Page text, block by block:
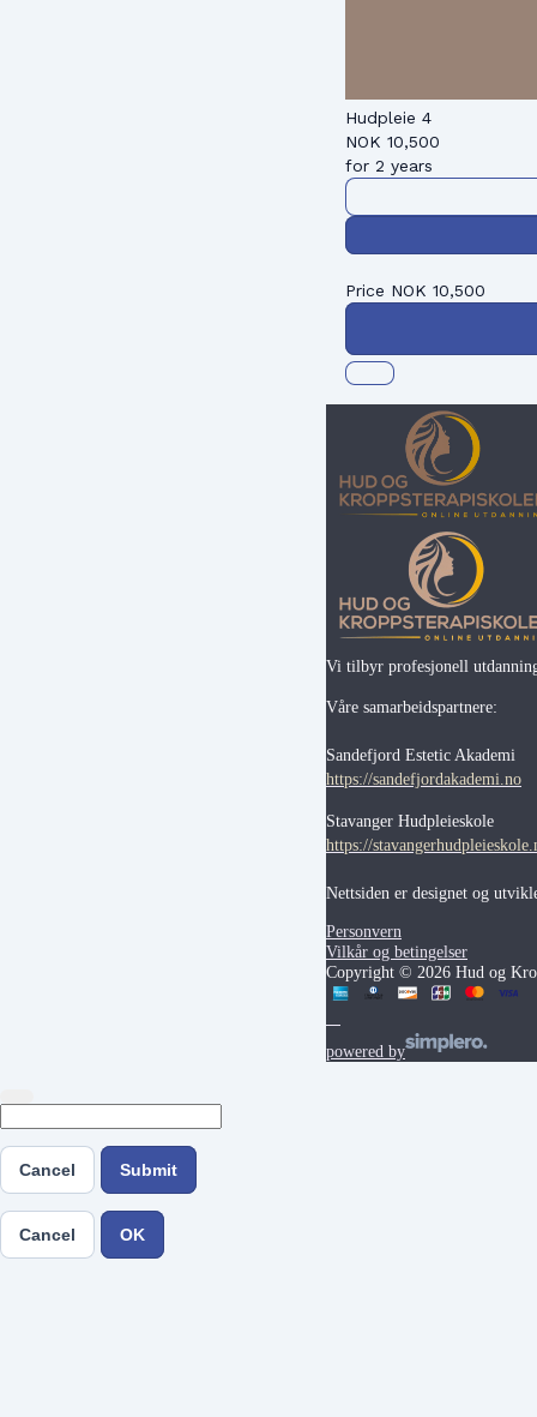
Hudpleie 4
NOK 10,500
for 2 years
Price NOK 10,500
Vi tilbyr profesjonell
Våre samarbeidspartnere:
Sandefjord Estetic Akademi
https://sandefjordakademi.no
Stavanger Hudpleieskole
https://
Nettsiden er designet og
Personvern
Vilkår og betingelser
Copyright © 2026 Hud og
powered by
Cancel Submit
Cancel OK